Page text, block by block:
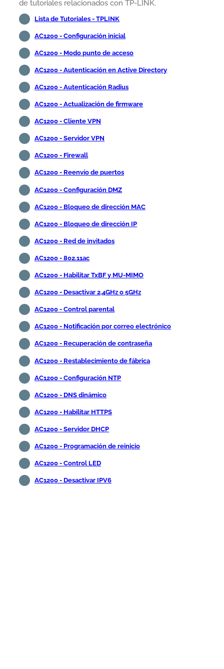
de tutoriales relacionados con TP-LINK.
Lista de Tutoriales - TPLINK
AC1200 - Configuración inicial
AC1200 - Modo punto de acceso
AC1200 - Autenticación en Active Directory
AC1200 - Autenticación Radius
AC1200 - Actualización de firmware
AC1200 - Cliente VPN
AC1200 - Servidor VPN
AC1200 - Firewall
AC1200 - Reenvío de puertos
AC1200 - Configuración DMZ
AC1200 - Bloqueo de dirección MAC
AC1200 - Bloqueo de dirección IP
AC1200 - Red de invitados
AC1200 - 802.11ac
AC1200 - Habilitar TxBF y MU-MIMO
AC1200 - Desactivar 2,4GHz o 5GHz
AC1200 - Control parental
AC1200 - Notificación por correo electrónico
AC1200 - Recuperación de contraseña
AC1200 - Restablecimiento de fábrica
AC1200 - Configuración NTP
AC1200 - DNS dinámico
AC1200 - Habilitar HTTPS
AC1200 - Servidor DHCP
AC1200 - Programación de reinicio
AC1200 - Control LED
AC1200 - Desactivar IPV6